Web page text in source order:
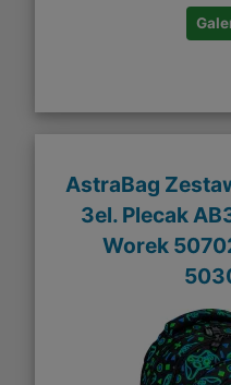
AstraBag
3el. Plecak
Worek